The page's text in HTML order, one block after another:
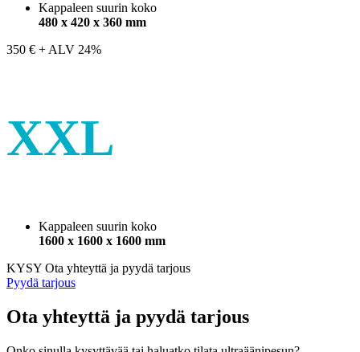
Kappaleen suurin koko
480 x 420 x 360 mm
350 € + ALV 24%
XXL
Kappaleen suurin koko
1600 x 1600 x 1600 mm
KYSY Ota yhteyttä ja pyydä tarjous
Pyydä tarjous
Ota yhteyttä ja pyydä tarjous